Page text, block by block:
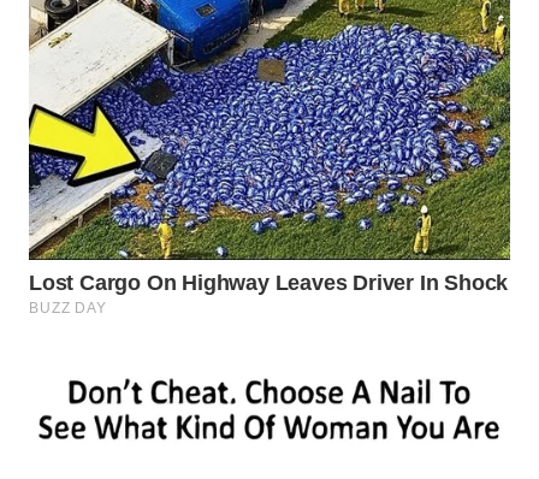
WN
PADANG
LAWAS
WN
SUMEDANG
WN
CIANJUR
SERIBU